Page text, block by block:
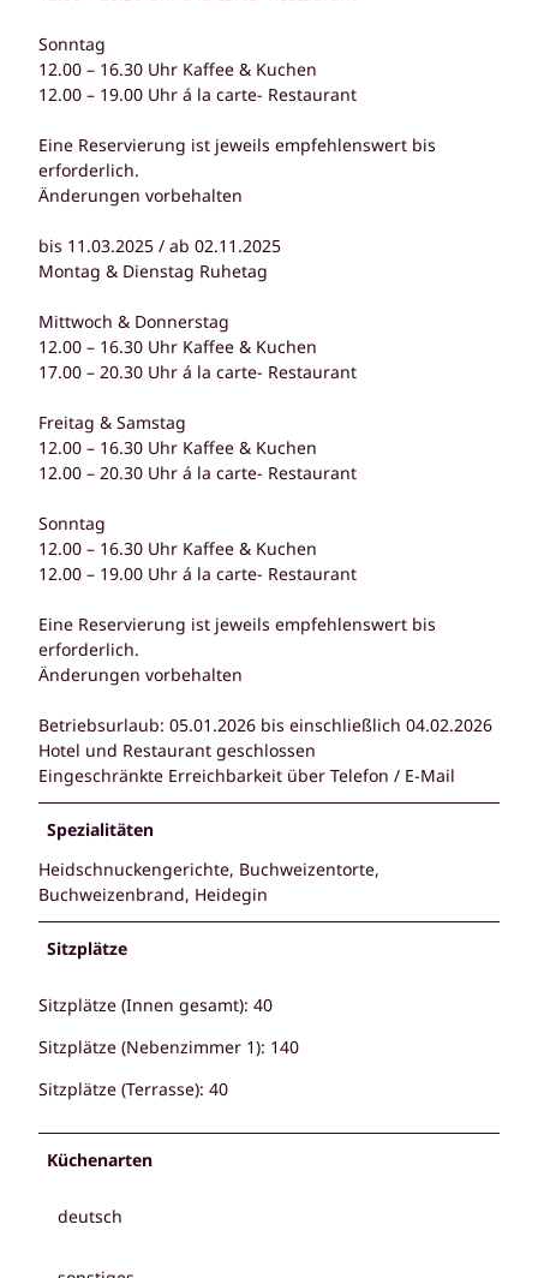
Sonntag
12.00 – 16.30 Uhr Kaffee & Kuchen
12.00 – 19.00 Uhr á la carte- Restaurant
Eine Reservierung ist jeweils empfehlenswert bis
erforderlich.
Änderungen vorbehalten
bis 11.03.2025 / ab 02.11.2025
Montag & Dienstag Ruhetag
Mittwoch & Donnerstag
12.00 – 16.30 Uhr Kaffee & Kuchen
17.00 – 20.30 Uhr á la carte- Restaurant
Freitag & Samstag
12.00 – 16.30 Uhr Kaffee & Kuchen
12.00 – 20.30 Uhr á la carte- Restaurant
Sonntag
12.00 – 16.30 Uhr Kaffee & Kuchen
12.00 – 19.00 Uhr á la carte- Restaurant
Eine Reservierung ist jeweils empfehlenswert bis
erforderlich.
Änderungen vorbehalten
Betriebsurlaub: 05.01.2026 bis einschließlich 04.02.2026
Hotel und Restaurant geschlossen
Eingeschränkte Erreichbarkeit über Telefon / E-Mail
Spezialitäten
Heidschnuckengerichte, Buchweizentorte,
Buchweizenbrand, Heidegin
Sitzplätze
Sitzplätze (Innen gesamt): 40
Sitzplätze (Nebenzimmer 1): 140
Sitzplätze (Terrasse): 40
Küchenarten
deutsch